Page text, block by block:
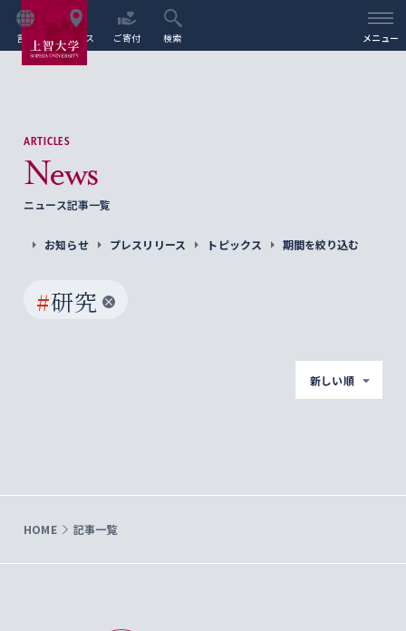
言語 アクセス ご寄付 検索 メニュー
ARTICLES
News
ニュース記事一覧
お知らせ プレスリリース トピックス 期間を絞り込む
#研究
新しい順
HOME 記事一覧